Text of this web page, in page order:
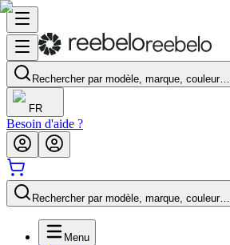
Rechercher par modèle, marque, couleur…
FR
Besoin d'aide ?
Rechercher par modèle, marque, couleur…
Menu